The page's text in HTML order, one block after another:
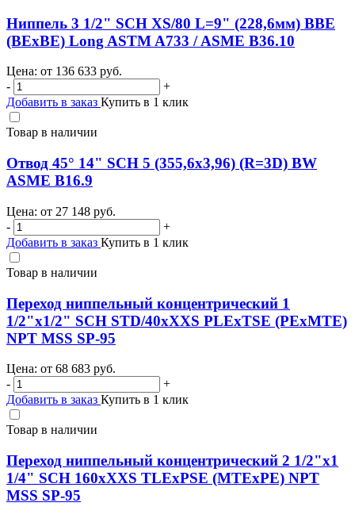
Ниппель 3 1/2" SCH XS/80 L=9" (228,6мм) BBE
(BEхBE) Long ASTM A733 / ASME B36.10
Цена: от 136 633 руб.
-
+
Добавить в заказ Купить в 1 клик
Товар в наличии
Отвод 45° 14" SCH 5 (355,6х3,96) (R=3D) BW
ASME B16.9
Цена: от 27 148 руб.
-
+
Добавить в заказ Купить в 1 клик
Товар в наличии
Переход ниппельный концентрический 1
1/2"х1/2" SCH STD/40хXXS PLEхTSE (PEхMTE)
NPT MSS SP-95
Цена: от 68 683 руб.
-
+
Добавить в заказ Купить в 1 клик
Товар в наличии
Переход ниппельный концентрический 2 1/2"х1
1/4" SCH 160хXXS TLEхPSE (MTEхPE) NPT
MSS SP-95